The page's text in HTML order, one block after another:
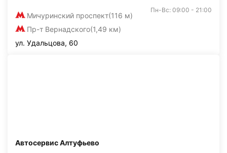
Мичуринский проспект(116 м)
Пр-т Вернадского(1,49 км)
Пн-Вс: 09:00 - 21:00
ул. Удальцова, 60
Автосервис Алтуфьево